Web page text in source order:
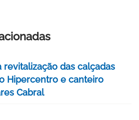
revitalização das calçadas
Hipercentro e canteiro
Cabral